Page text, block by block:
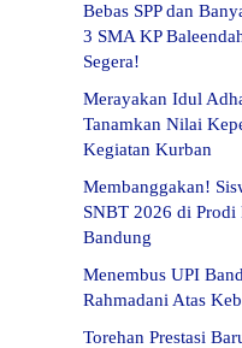
Bebas SPP dan
3 SMA KP
Segera!
Merayakan Idul
Tanamkan Nilai
Kegiatan Kurban
Membanggakan!
SNBT 2026 di Prodi
Bandung
Menembus UPI
Rahmadani Atas
Torehan Prestasi